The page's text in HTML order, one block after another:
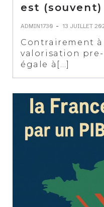
est (souvent)
ADMIN1730 - 13 JUILLET
Contrairement à
valorisation pre-
égale à[…]